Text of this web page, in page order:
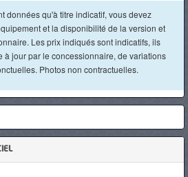
données qu'à titre indicatif, vous devez
et la disponibilité de la version et
Les prix indiqués sont indicatifs, ils
à jour par le concessionnaire, de variations
Photos non contractuelles.